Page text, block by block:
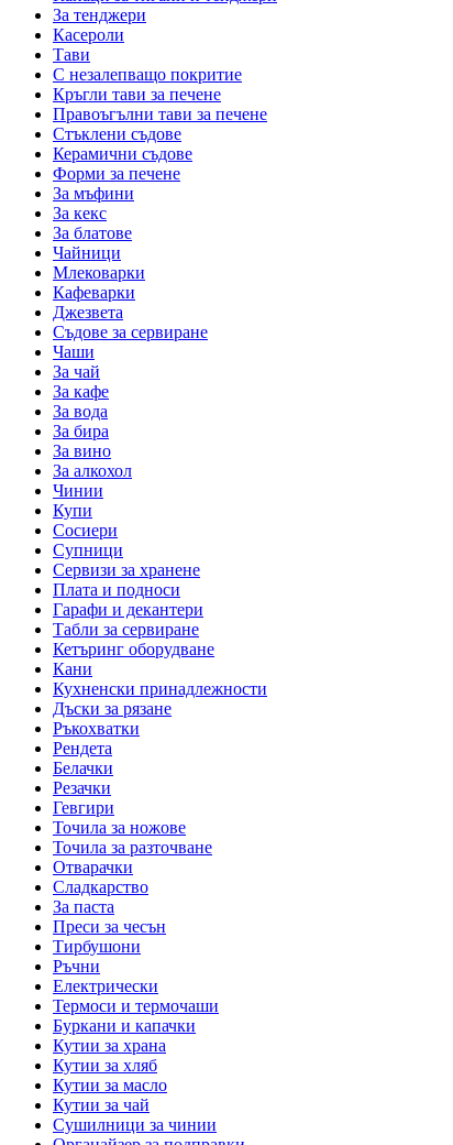
За тенджери
Касероли
Тави
С незалепващо покритие
Кръгли тави за печене
Правоъгълни тави за печене
Стъклени съдове
Керамични съдове
Форми за печене
За мъфини
За кекс
За блатове
Чайници
Млековарки
Кафеварки
Джезвета
Съдове за сервиране
Чаши
За чай
За кафе
За вода
За бира
За вино
За алкохол
Чинии
Купи
Сосиери
Супници
Сервизи за хранене
Плата и подноси
Гарафи и декантери
Табли за сервиране
Кетъринг оборудване
Кани
Кухненски принадлежности
Дъски за рязане
Ръкохватки
Рендета
Белачки
Резачки
Гевгири
Точила за ножове
Точила за разточване
Отварачки
Сладкарство
За паста
Преси за чесън
Тирбушони
Ръчни
Електрически
Термоси и термочаши
Буркани и капачки
Кутии за храна
Кутии за хляб
Кутии за масло
Кутии за чай
Сушилници за чинии